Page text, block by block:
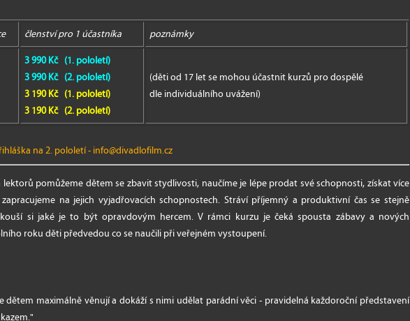
členství pro 1 účastníka poznámky
3 990 Kč (1. pololetí)
3 990 Kč (2. pololetí)
3 190 Kč (1. pololetí)
3 190 Kč (2. pololetí)
(děti od 17 let se mohou účastnit kurzů pro dospělé
dle individuálního uvážení)
na 2. pololetí-info@divadlofilm.cz
pomůžeme dětem se zbavit stydlivosti, naučíme je lépe prodat své schopnosti, získat více
na jejich vyjadřovacích schopnostech. Stráví příjemný a produktivní čas se stejně
si jaké je to být opravdovým hercem. V rámci kurzu je čeká spousta zábavy a nových
roku děti předvedou co se naučili při veřejném vystoupení.
dětem maximálně věnují a dokáží s nimi udělat parádní věci - pravidelná každoroční představení